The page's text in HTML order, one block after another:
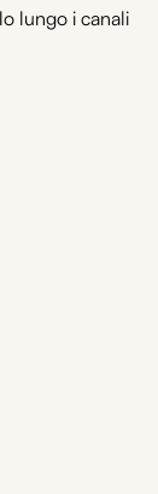
lungo i canali